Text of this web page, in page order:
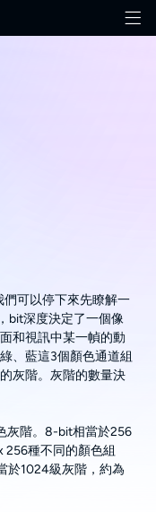
們可以停下來先瞭解一
bit深度決定了一個像
和視訊中某一幀的動
、藍這3個顏色通道組
灰階。灰階的數量決
灰階。8-bit相當於256
256種不同的顏色組
於1024級灰階，約為